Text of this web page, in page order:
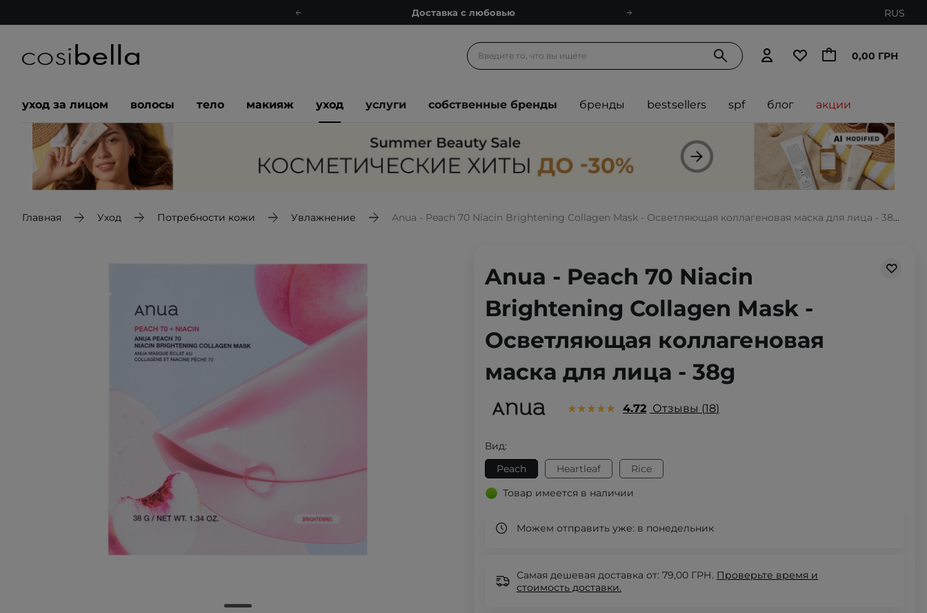
Доставка с любовью
Блог
Познакомимся?
Доставка с любовью
Подарочные карты
RUS
0,00 ГРН
уход за лицом волосы тело макияж уход услуги собственные бренды бренды bestsellers spf блог акции
Главная Уход Потребности кожи Увлажнение Anua - Peach 70 Niacin Brightening Collagen Mask - Осветляющая коллагеновая маска для лица - 38g
Anua - Peach 70 Niacin
Brightening Collagen Mask -
Осветляющая коллагеновая
маска для лица - 38g
4.72 Отзывы 18
Вид:
Peach
Heartleaf
Rice
Товар имеется в наличии
Можем отправить уже: в понедельник
Самая дешевая доставка от: 79,00 ГРН. Проверьте время и
стоимость доставки.